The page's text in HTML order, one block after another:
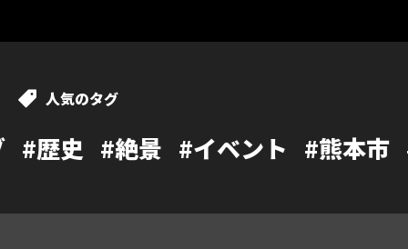
人気のタグ
絶景 #イベント #熊本市 #カフェ